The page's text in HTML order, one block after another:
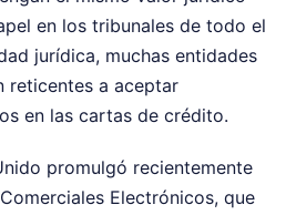
en los tribunales de todo el
jurídica, muchas entidades
reticentes a aceptar
en las cartas de crédito.
promulgó recientemente
Electrónicos, que